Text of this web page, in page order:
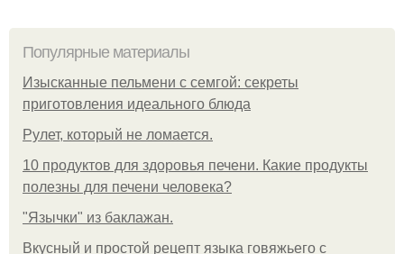
Популярные материалы
Изысканные пельмени с семгой: секреты
приготовления идеального блюда
Рулет, который не ломается.
10 продуктов для здоровья печени. Какие продукты
полезны для печени человека?
"Язычки" из баклажан.
Вкусный и простой рецепт языка говяжьего с